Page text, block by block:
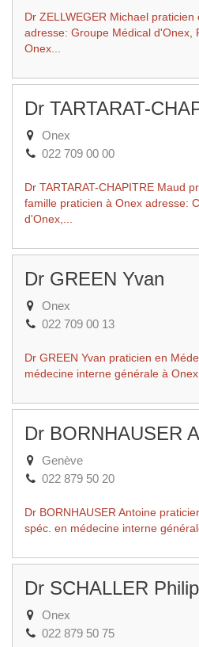
Dr ZELLWEGER Michael
adresse: Groupe Médical d'Onex,
Onex...
Dr TARTARAT-
Onex
022 709 00 00
Dr TARTARAT-CHAPITRE Maud
famille praticien à Onex adresse:
d'Onex,...
Dr GREEN Yvan
Onex
022 709 00 13
Dr GREEN Yvan praticien en
médecine interne générale à Onex
Dr BORNHAUSER
Genève
022 879 50 20
Dr BORNHAUSER Antoine
spéc. en médecine interne
Dr SCHALLER
Onex
022 879 50 75